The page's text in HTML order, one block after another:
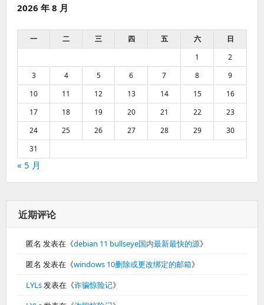
2026 年 8 月
一 二 三 四 五 六
日
1
2
3
4 5 6 7 8
9
10
11 12 13 14 15
16
17
18 19 20 21 22
23
24
25 26 27 28 29
30
31
« 5 月
近期评论
匿名 发表在《debian 11 bullseye国内最新最快的源》
匿名 发表在《windows 10删除或更改绑定的邮箱》
LYLs发表在《诈骗惊险记》